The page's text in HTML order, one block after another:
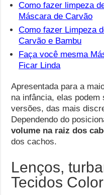
Como fazer limpeza
Máscara de Carvão
Como fazer Limpeza
Carvão e Bambu
Faça você mesma
Ficar Linda
Apresentada para a
na infância, elas
versões, das mais
Dependendo do
volume na raiz dos
dos cachos.
Lenços,
Tecidos